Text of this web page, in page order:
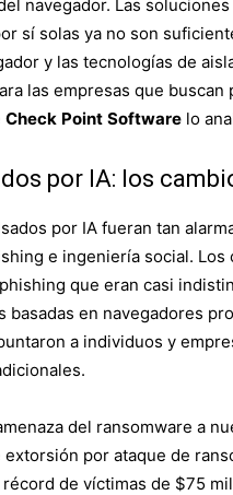
navegador. Las
sí solas ya no son
y las tecnologías de
las empresas que buscan
Check Point Software lo
​​por IA: los
​​por IA fueran tan
e ingeniería social.
que eran casi
basadas en navegadores
a individuos y
del ransomware a
por ataque de
de víctimas de $75